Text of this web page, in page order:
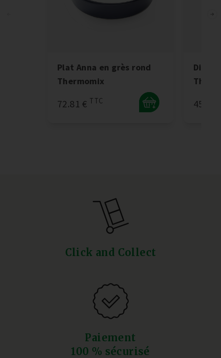
Plat Anna en grès rond
Thermomix
72.81 € TTC
+ 45.16
Click and Collect
Paiement
100 % sécurisé